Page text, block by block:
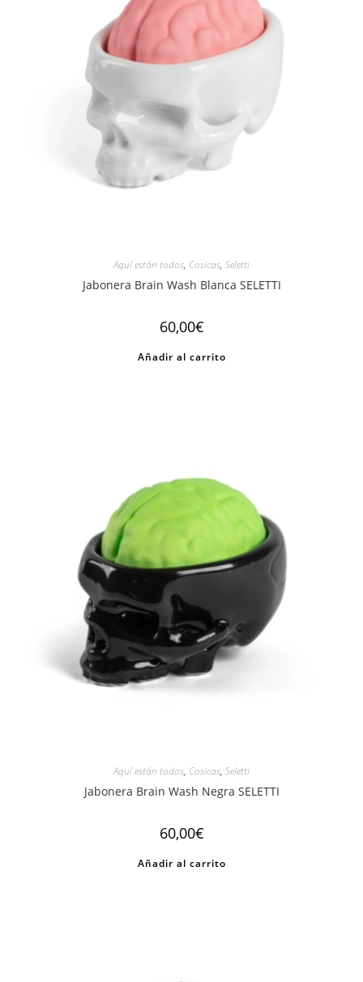
Aquí están todos, Cosicas, Seletti
Jabonera Brain Wash Blanca SELETTI
60,00€
Añadir al carrito
Aquí están todos, Cosicas, Seletti
Jabonera Brain Wash Negra SELETTI
60,00€
Añadir al carrito